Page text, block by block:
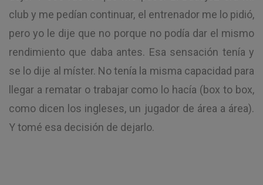
club y me pedían continuar, el entrenador me lo pidió,
pero yo le dije que no porque no podía dar el mismo
rendimiento que daba antes. Esa sensación tenía y
se lo dije al míster. No tenía la misma capacidad para
llegar a rematar o trabajar como lo hacía (box to box,
como dicen los ingleses, un jugador de área a área).
Y tomé esa decisión de dejarlo.